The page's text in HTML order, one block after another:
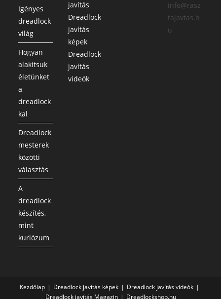
Igényes
dreadlock
világ
Hogyan
alakítsuk
életünket
a
dreadlock
kal
Dreadlock
mesterek
közötti
választás
A
dreadlock
készítés,
mint
kuriózum
javítás
Dreadlock
javítás
képek
Dreadlock
javítás
videók
info@rasz
tajavtas.h
u
Kezdőlap Dreadlock javítás képek
Dreadlock javítás videók
Dreadlock javítás Magazin
Dreadlockshop.hu